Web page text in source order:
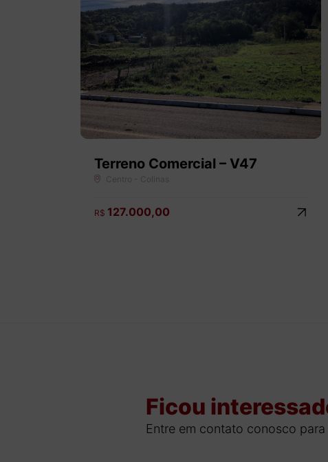
Terreno Comercial – V47
R$ 127.000,00
Ficou
Entre em contato conosco